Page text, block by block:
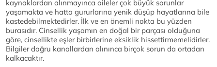
kaynaklardan alınmayınca aileler çok büyük sorunlar
yaşamakta ve hatta gururlarına yenik düşüp hayatlarına bile
kastedebilmektedirler. İlk ve en önemli nokta bu yüzden
burasıdır. Cinsellik yaşamın en doğal bir parçası olduğuna
göre, cinsellikte eşler birbirlerine eksiklik hissettirmemelidirler.
Bilgiler doğru kanallardan alınınca birçok sorun da ortadan
kalkacaktır.